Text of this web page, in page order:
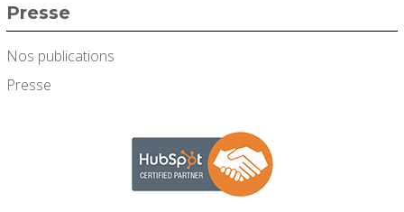
Presse
Nos publications
Presse